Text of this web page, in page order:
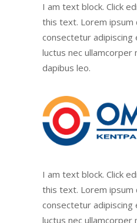
I am text block. Click
this text. Lorem ipsum
consectetur adipiscing
luctus nec ullamcorper
dapibus leo.
I am text block. Click
this text. Lorem ipsum
consectetur adipiscing
luctus nec ullamcorper